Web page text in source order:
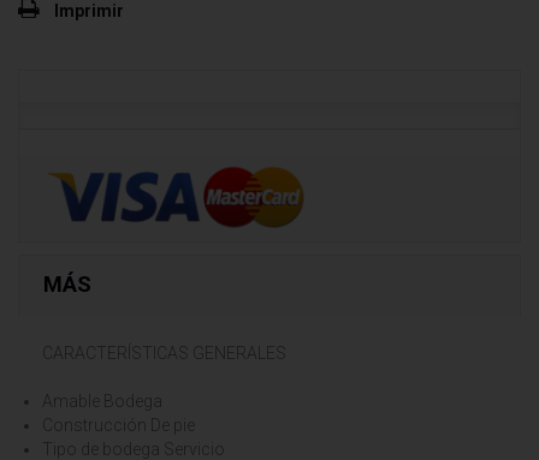
Imprimir
MÁS
CARACTERÍSTICAS GENERALES
Amable Bodega
Construcción De pie
Tipo de bodega Servicio